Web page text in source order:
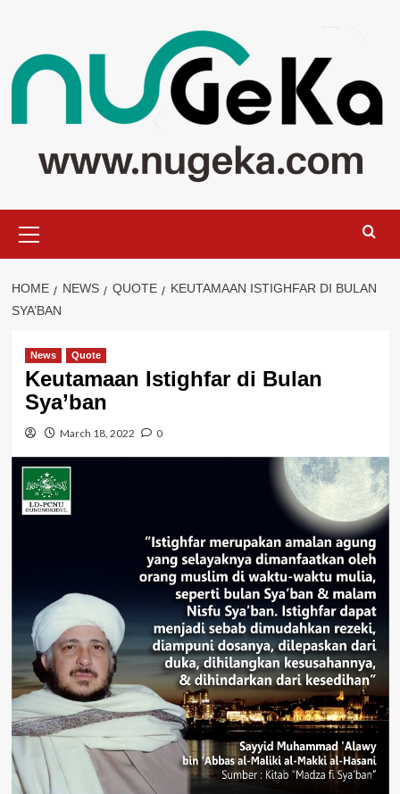
content
Menu
HOME NEWS QUOTE
KEUTAMAAN ISTIGHFAR DI BULAN
SYA’BAN
News Quote
Keutamaan Istighfar di Bulan
Sya’ban
March 18, 2022 0